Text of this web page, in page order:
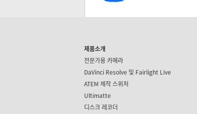
제품소개
전문가용 카메라
DaVinci Resolve 및 Fairlight Live
ATEM 제작 스위처
Ultimatte
디스크 레코더